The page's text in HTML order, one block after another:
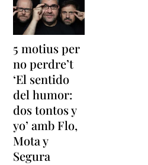
5 motius per
no perdre’t
‘El sentido
del humor:
dos tontos y
yo’ amb Flo,
Mota y
Segura